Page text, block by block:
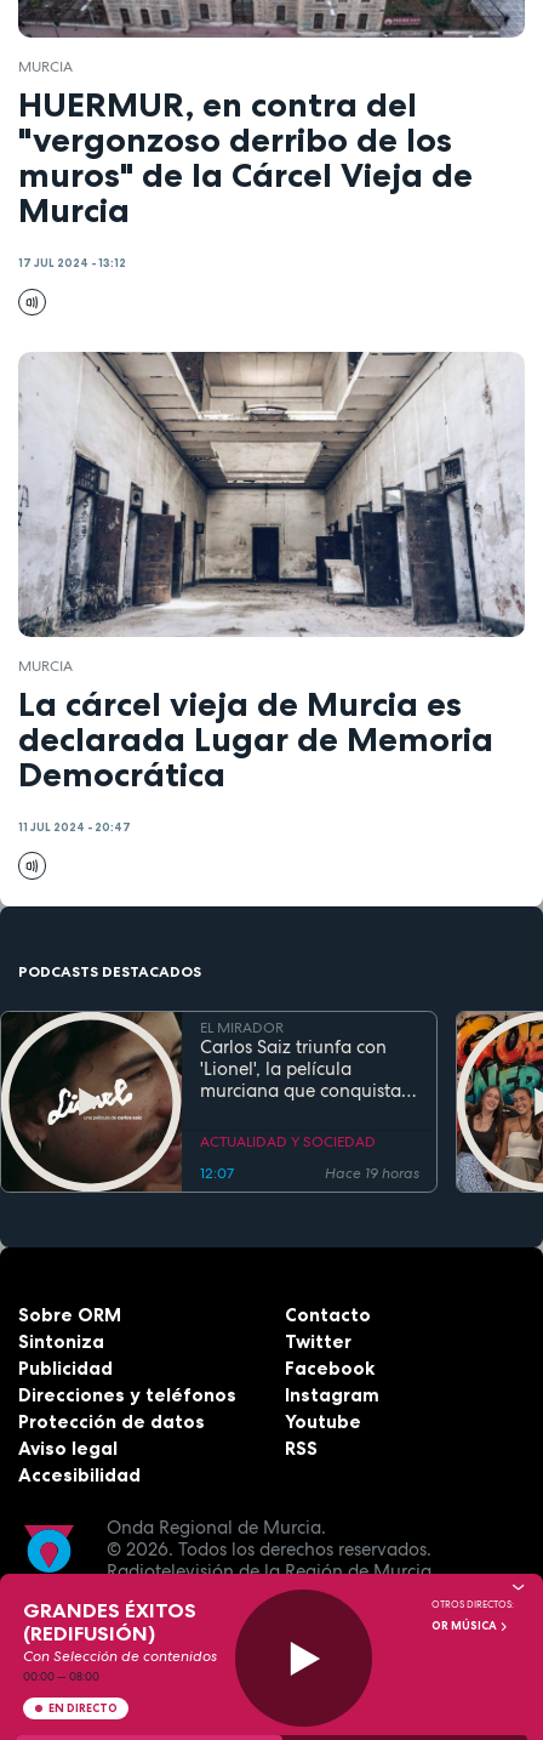
MURCIA
HUERMUR, en contra del
"vergonzoso derribo de los
muros" de la Cárcel Vieja de
Murcia
17 JUL 2024 - 13:12
MURCIA
La cárcel vieja de Murcia es
declarada Lugar de Memoria
Democrática
11 JUL 2024 - 20:47
PODCASTS DESTACADOS
EL MIRADOR
Carlos Saiz triunfa con
'Lionel', la película
murciana que conquista
estreno
ACTUALIDAD Y SOCIEDAD
12:07
Hace 19 horas
Onda Regional de Murcia.
© 2026. Todos los derechos reservados.
Radiotelevisión de la Región de Murcia.
Sobre ORM
Sintoniza
Publicidad
Direcciones y teléfonos
Protección de datos
Aviso legal
Accesibilidad
Contacto
Twitter
Facebook
Instagram
Youtube
RSS
GRANDES ÉXITOS
(REDIFUSIÓN)
Con Selección de contenidos
00:00—08:00
EN DIRECTO
OTROS DIRECTOS:
OR MÚSICA